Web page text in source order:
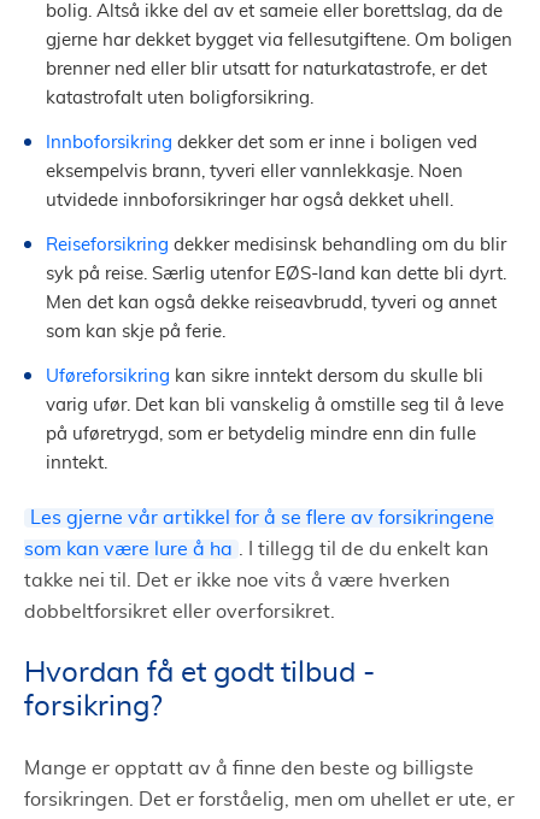
bolig. Altså ikke del av et sameie eller borettslag, da de
gjerne har dekket bygget via fellesutgiftene. Om boligen
brenner ned eller blir utsatt for naturkatastrofe, er det
katastrofalt uten boligforsikring.
Innboforsikring dekker det som er inne i boligen ved
eksempelvis brann, tyveri eller vannlekkasje. Noen
utvidede innboforsikringer har også dekket uhell.
Reiseforsikring dekker medisinsk behandling om du blir
syk på reise. Særlig utenfor EØS-land kan dette bli dyrt.
Men det kan også dekke reiseavbrudd, tyveri og annet
som kan skje på ferie.
Uføreforsikring kan sikre inntekt dersom du skulle bli
varig ufør. Det kan bli vanskelig å omstille seg til å leve
på uføretrygd, som er betydelig mindre enn din fulle
inntekt.
Les gjerne vår artikkel for å se flere av forsikringene
som kan være lure å ha
. I tillegg til de du enkelt kan
takke nei til. Det er ikke noe vits å være hverken
dobbeltforsikret eller overforsikret.
Hvordan få et godt tilbud -
forsikring?
Mange er opptatt av å finne den beste og billigste
forsikringen. Det er forståelig, men om uhellet er ute, er